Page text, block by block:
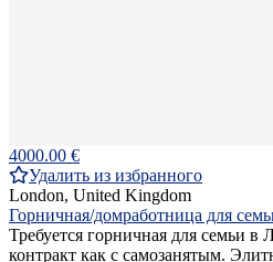
4000.00 €
Удалить из избранного
London, United Kingdom
Горничная/домработница для
Требуется горничная для семьи
контракт как с самозанятым.